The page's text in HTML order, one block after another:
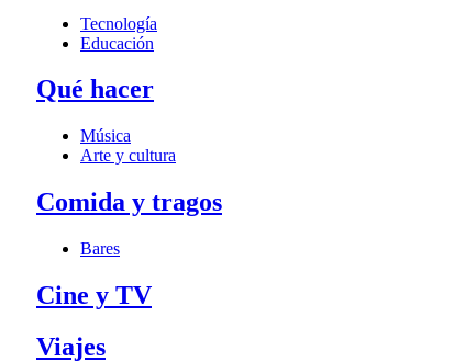
Tecnología
Educación
Qué hacer
Música
Arte y cultura
Comida y tragos
Bares
Cine y TV
Viajes